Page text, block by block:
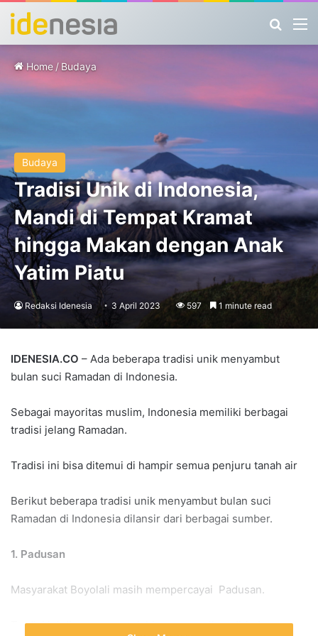
Home / Budaya
Budaya
Tradisi Unik di Indonesia,
Mandi di Tempat Kramat
hingga Makan dengan Anak
Yatim Piatu
Redaksi Idenesia 3 April 2023 597 1 minute read
IDENESIA.CO – Ada beberapa tradisi unik menyambut
bulan suci Ramadan di Indonesia.
Sebagai mayoritas muslim, Indonesia memiliki berbagai
tradisi jelang Ramadan.
Tradisi ini bisa ditemui di hampir semua penjuru tanah air
Berikut beberapa tradisi unik menyambut bulan suci
Ramadan di Indonesia dilansir dari berbagai sumber.
1. Padusan
Masyarakat Boyolali masih mempercayai Padusan.
Tradisi ini dipercaya untuk bisa menyucikan diri dengan